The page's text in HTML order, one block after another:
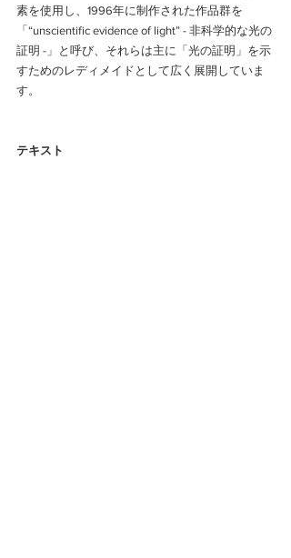
素を使用し、1996年に制作された作品群を
「“unscientific evidence of light” - 非科学的な光の
証明 -」と呼び、それらは主に「光の証明」を示
すためのレディメイドとして広く展開していま
す。
テキスト